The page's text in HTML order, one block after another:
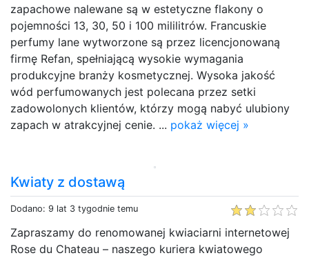
zapachowe nalewane są w estetyczne flakony o
pojemności 13, 30, 50 i 100 mililitrów. Francuskie
perfumy lane wytworzone są przez licencjonowaną
firmę Refan, spełniającą wysokie wymagania
produkcyjne branży kosmetycznej. Wysoka jakość
wód perfumowanych jest polecana przez setki
zadowolonych klientów, którzy mogą nabyć ulubiony
zapach w atrakcyjnej cenie. ... pokaż więcej »
Kwiaty z dostawą
Dodano: 9 lat 3 tygodnie temu
Zapraszamy do renomowanej kwiaciarni internetowej
Rose du Chateau – naszego kuriera kwiatowego